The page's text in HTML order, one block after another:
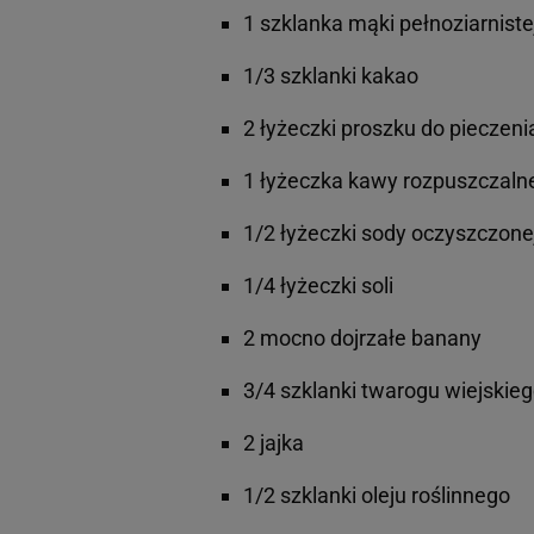
1 szklanka mąki
1/3 szklanki kakao
2 łyżeczki proszku do
1 łyżeczka kawy
1/2 łyżeczki sody
1/4 łyżeczki soli
2 mocno dojrzałe banany
3/4 szklanki twarogu
2 jajka
1/2 szklanki oleju roślinnego